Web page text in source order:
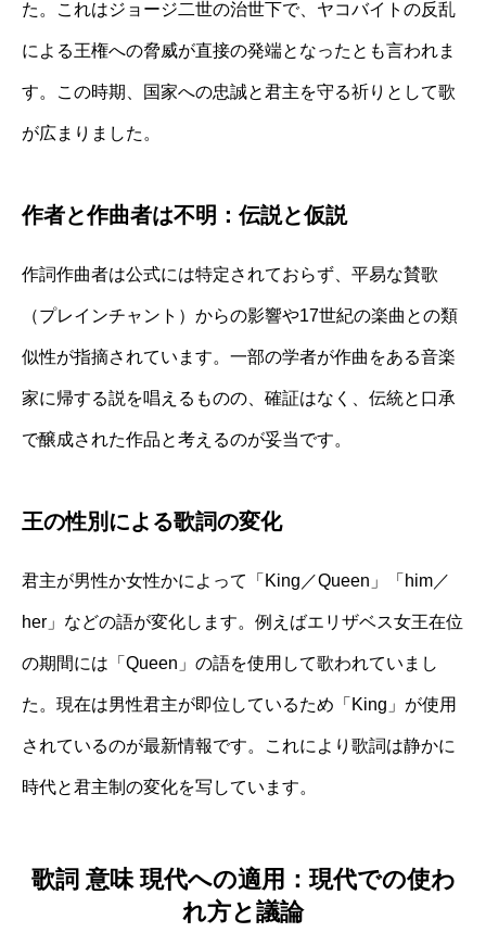
た。これはジョージ二世の治世下で、ヤコバイトの反乱
による王権への脅威が直接の発端となったとも言われま
す。この時期、国家への忠誠と君主を守る祈りとして歌
が広まりました。
作者と作曲者は不明：伝説と仮説
作詞作曲者は公式には特定されておらず、平易な賛歌
（プレインチャント）からの影響や17世紀の楽曲との類
似性が指摘されています。一部の学者が作曲をある音楽
家に帰する説を唱えるものの、確証はなく、伝統と口承
で醸成された作品と考えるのが妥当です。
王の性別による歌詞の変化
君主が男性か女性かによって「King／Queen」「him／
her」などの語が変化します。例えばエリザベス女王在位
の期間には「Queen」の語を使用して歌われていまし
た。現在は男性君主が即位しているため「King」が使用
されているのが最新情報です。これにより歌詞は静かに
時代と君主制の変化を写しています。
歌詞 意味 現代への適用：現代での使わ
れ方と議論